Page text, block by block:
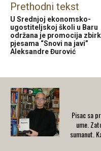
Prethodni tekst
U Srednjoj ekonomsko-
ugostiteljskoj školi u Baru
održana je promocija
pjesama “Snovi na javi”
Aleksandre Đurović
Pisac sa
ume.
sumanut.